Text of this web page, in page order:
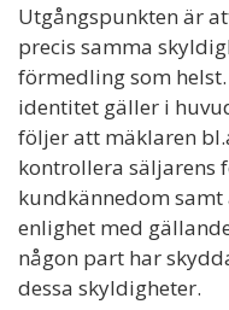
Utgångspunkten är
precis samma
förmedling som
identitet gäller i
följer att mäklaren
kontrollera säljarens
kundkännedom
enlighet med
någon part har
dessa skyldigheter.